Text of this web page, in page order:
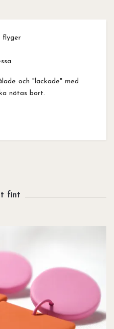
flyger
och "lackade" med
nötas bort.